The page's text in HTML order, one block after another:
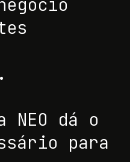
dá o
para